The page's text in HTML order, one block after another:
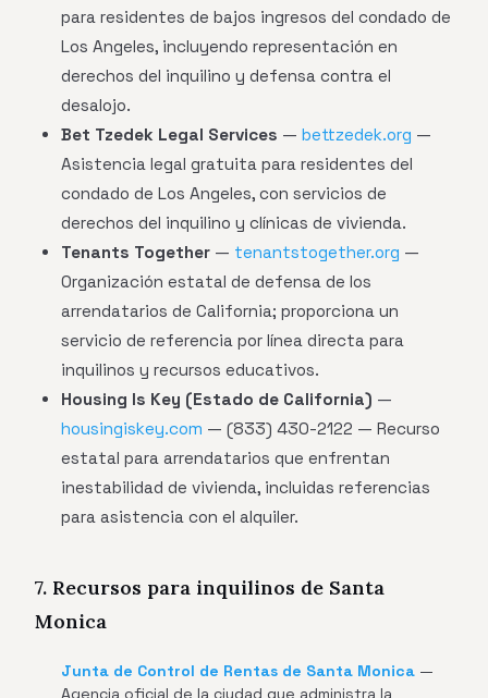
para residentes de bajos ingresos del condado de
Los Angeles, incluyendo representación en
derechos del inquilino y defensa contra el
desalojo.
Bet Tzedek Legal Services — bettzedek.org —
Asistencia legal gratuita para residentes del
condado de Los Angeles, con servicios de
derechos del inquilino y clínicas de vivienda.
Tenants Together — tenantstogether.org —
Organización estatal de defensa de los
arrendatarios de California; proporciona un
servicio de referencia por línea directa para
inquilinos y recursos educativos.
Housing Is Key (Estado de California) —
housingiskey.com — (833) 430-2122 — Recurso
estatal para arrendatarios que enfrentan
inestabilidad de vivienda, incluidas referencias
para asistencia con el alquiler.
7. Recursos para inquilinos de Santa
Monica
Junta de Control de Rentas de Santa Monica —
Agencia oficial de la ciudad que administra la